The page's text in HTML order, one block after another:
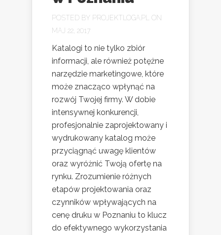
POSTED BY PROJEKTLOGA.PL
ON
MAJ 22, 2017
Katalogi to nie tylko zbiór
informacji, ale również potężne
narzędzie marketingowe, które
może znacząco wpłynąć na
rozwój Twojej firmy. W dobie
intensywnej konkurencji,
profesjonalnie zaprojektowany i
wydrukowany katalog może
przyciągnąć uwagę klientów
oraz wyróżnić Twoją ofertę na
rynku. Zrozumienie różnych
etapów projektowania oraz
czynników wpływających na
cenę druku w Poznaniu to klucz
do efektywnego wykorzystania